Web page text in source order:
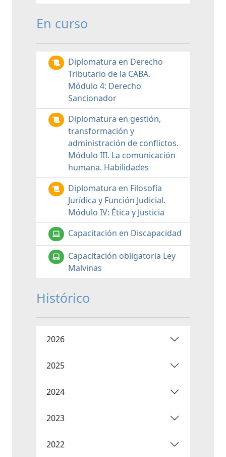
En curso
Diplomatura en Derecho
Tributario de la CABA.
Módulo 4: Derecho
Sancionador
Diplomatura en gestión,
transformación y
administración de conflictos.
Módulo III. La comunicación
humana. Habilidades
Diplomatura en Filosofía
Jurídica y Función Judicial.
Módulo IV: Ética y Justicia
Capacitación en Discapacidad
Capacitación obligatoria Ley
Malvinas
Histórico
2026
2025
2024
2023
2022